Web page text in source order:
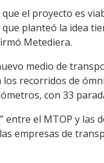
el proyecto es
planteó la idea
Metediera.
medio de
recorridos de
con 33
el MTOP y las
empresas de